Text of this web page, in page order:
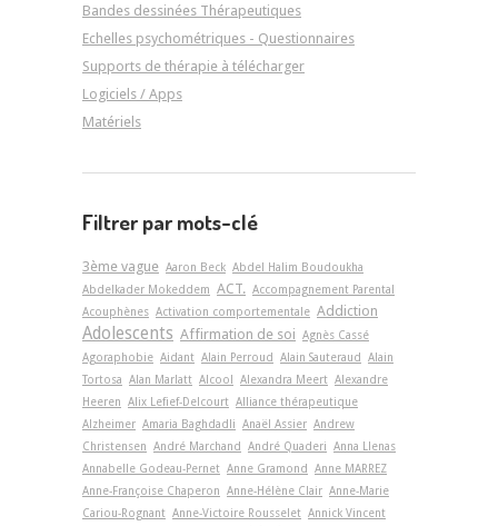
Bandes dessinées Thérapeutiques
Echelles psychométriques - Questionnaires
Supports de thérapie à télécharger
Logiciels / Apps
Matériels
Filtrer par mots-clé
3ème vague Aaron Beck Abdel Halim Boudoukha
Abdelkader Mokeddem ACT. Accompagnement Parental
Acouphènes Activation comportementale Addiction
Adolescents Affirmation de soi Agnès Cassé
Agoraphobie Aidant Alain Perroud Alain Sauteraud Alain
Tortosa Alan Marlatt Alcool Alexandra Meert Alexandre
Heeren Alix Lefief-Delcourt Alliance thérapeutique
Alzheimer Amaria Baghdadli Anaël Assier Andrew
Christensen André Marchand André Quaderi Anna Llenas
Annabelle Godeau-Pernet Anne Gramond Anne MARREZ
Anne-Françoise Chaperon Anne-Hélène Clair Anne-Marie
Cariou-Rognant Anne-Victoire Rousselet Annick Vincent